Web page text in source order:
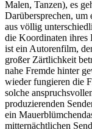
Malen, Tanzen), es
Darübersprechen, um
aus völlig
die Koordinaten ihres
ist ein Autorenfilm,
großer Zärtlichkeit
nahe Fremde hinter
wieder fungieren die
solche
produzierenden
ein
mitternächtlichen